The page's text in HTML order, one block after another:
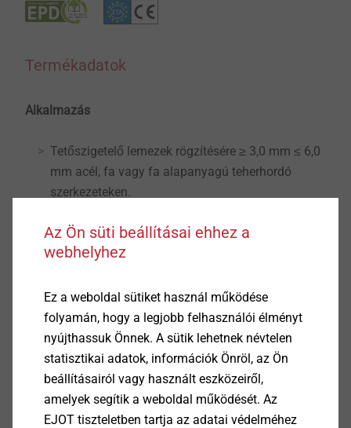
Termékadatok
Alkalmazás
Tetőszigetelő lemezek rögzítésére ≥ 3,0 mm ≤ 6,0
mm acél, fa vagy fa alapanyagú teherhordó
szerkezeteken.
Kombinálható EJOT szigeteléstartó tányérokkal
Tulajdonságok
Acél betétedzett
Climadur bevonat - kiváló minőségű bevonat a
korróziállóság javítása érdekében (15 körös
Kesternich, DIN 50018, 1997)
Műszaki adatok
Átmérő: 5,5 mm
Az Ön süti beállításai ehhez a
webhelyhez
Ez a weboldal sütiket használ működése
folyamán, hogy a legjobb felhasználói élményt
nyújthassuk Önnek. A sütik lehetnek névtelen
statisztikai adatok, információk Önröl, az Ön
beállításairól vagy használt eszközeiről,
amelyek segítik a weboldal működését. Az
EJOT tiszteletben tartja az adatai védelméhez